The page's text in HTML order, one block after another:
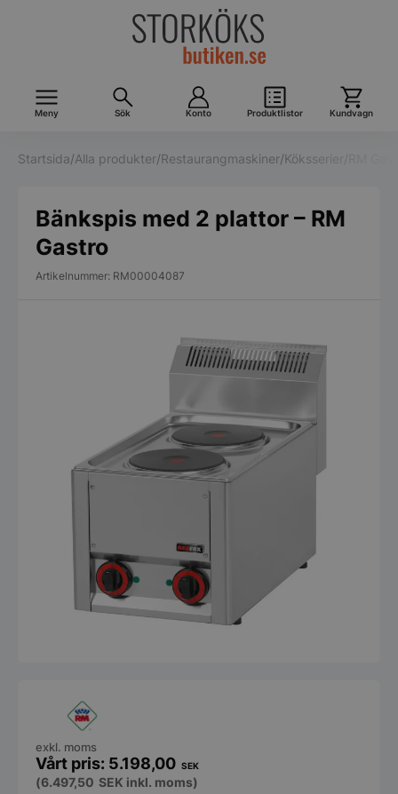
Meny Sök Konto Produktlistor Kundvagn
Startsida/Alla produkter/Restaurangmaskiner/Köksserier
Bänkspis med 2 plattor – RM
Gastro
Artikelnummer: RM00004087
5.198,00 SEK
exkl. moms
(6.497,50 SEK inkl. moms)